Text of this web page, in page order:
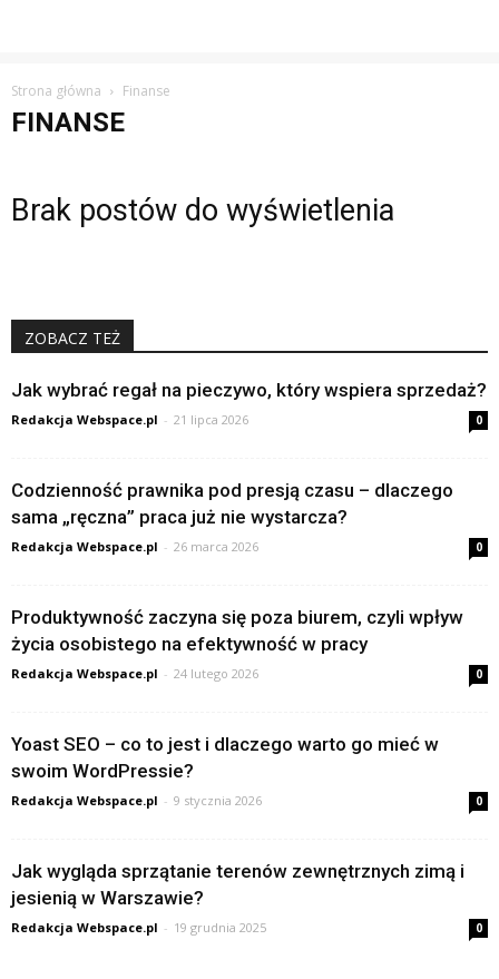
Strona główna Finanse
FINANSE
Brak postów do wyświetlenia
ZOBACZ TEŻ
Jak wybrać regał na pieczywo, który wspiera sprzedaż?
Redakcja Webspace.pl - 21 lipca 2026 0
Codzienność prawnika pod presją czasu – dlaczego
sama „ręczna” praca już nie wystarcza?
Redakcja Webspace.pl - 26 marca 2026 0
Produktywność zaczyna się poza biurem, czyli wpływ
życia osobistego na efektywność w pracy
Redakcja Webspace.pl - 24 lutego 2026 0
Yoast SEO – co to jest i dlaczego warto go mieć w
swoim WordPressie?
Redakcja Webspace.pl - 9 stycznia 2026 0
Jak wygląda sprzątanie terenów zewnętrznych zimą i
jesienią w Warszawie?
Redakcja Webspace.pl - 19 grudnia 2025 0